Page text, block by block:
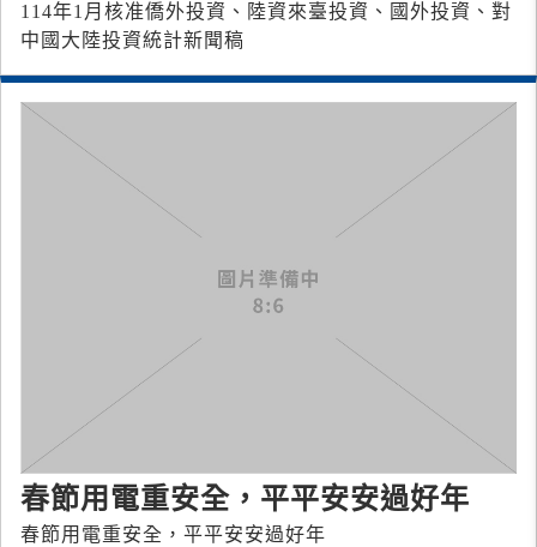
114年1月核准僑外投資、陸資來臺投資、國外投資、對
中國大陸投資統計新聞稿
春節用電重安全，平平安安過好年
春節用電重安全，平平安安過好年